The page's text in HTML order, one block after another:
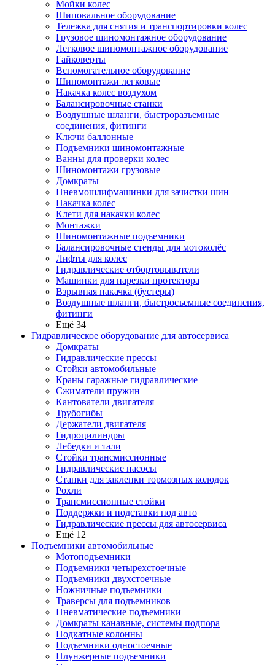
Мойки колес
Шиповальное оборудование
Тележка для снятия и транспортировки колес
Грузовое шиномонтажное оборудование
Легковое шиномонтажное оборудование
Гайковерты
Вспомогательное оборудование
Шиномонтажи легковые
Накачка колес воздухом
Балансировочные станки
Воздушные шланги, быстроразъемные
соединения, фитинги
Ключи баллонные
Подъемники шиномонтажные
Ванны для проверки колес
Шиномонтажи грузовые
Домкраты
Пневмошлифмашинки для зачистки шин
Накачка колес
Клети для накачки колес
Монтажки
Шиномонтажные подъемники
Балансировочные стенды для мотоколёс
Лифты для колес
Гидравлические отбортовыватели
Машинки для нарезки протектора
Взрывная накачка (бустеры)
Воздушные шланги, быстросъемные соединения,
фитинги
Ещё 34
Гидравлическое оборудование для автосервиса
Домкраты
Гидравлические прессы
Стойки автомобильные
Краны гаражные гидравлические
Сжиматели пружин
Кантователи двигателя
Трубогибы
Держатели двигателя
Гидроцилиндры
Лебедки и тали
Стойки трансмиссионные
Гидравлические насосы
Cтанки для заклепки тормозных колодок
Рохли
Трансмиссионные стойки
Поддержки и подставки под авто
Гидравлические прессы для автосервиса
Ещё 12
Подъемники автомобильные
Мотоподъемники
Подъемники четырехстоечные
Подъемники двухстоечные
Ножничные подъемники
Траверсы для подъемников
Пневматические подъемники
Домкраты канавные, системы подпора
Подкатные колонны
Подъемники одностоечные
Плунжерные подъемники